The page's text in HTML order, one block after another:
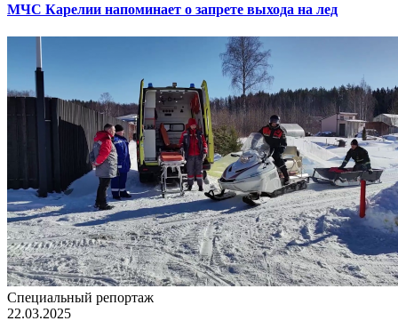
МЧС Карелии напоминает о запрете выхода на лед
Специальный репортаж
22.03.2025